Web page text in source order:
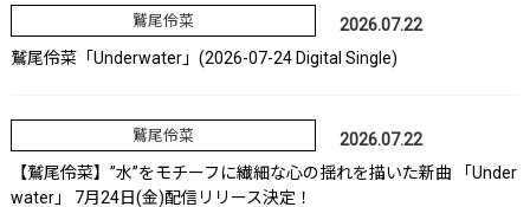
鷲尾伶菜
2026.07.22
鷲尾伶菜「Underwater」(2026-07-24 Digital Single)
鷲尾伶菜
2026.07.22
【鷲尾伶菜】”水”をモチーフに繊細な心の揺れを描いた新曲 「Under
water」 7月24日(金)配信リリース決定！